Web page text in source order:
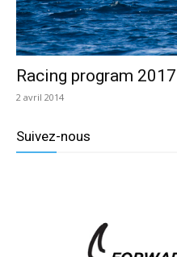
Racing program 2017
2 avril 2014
Suivez-nous